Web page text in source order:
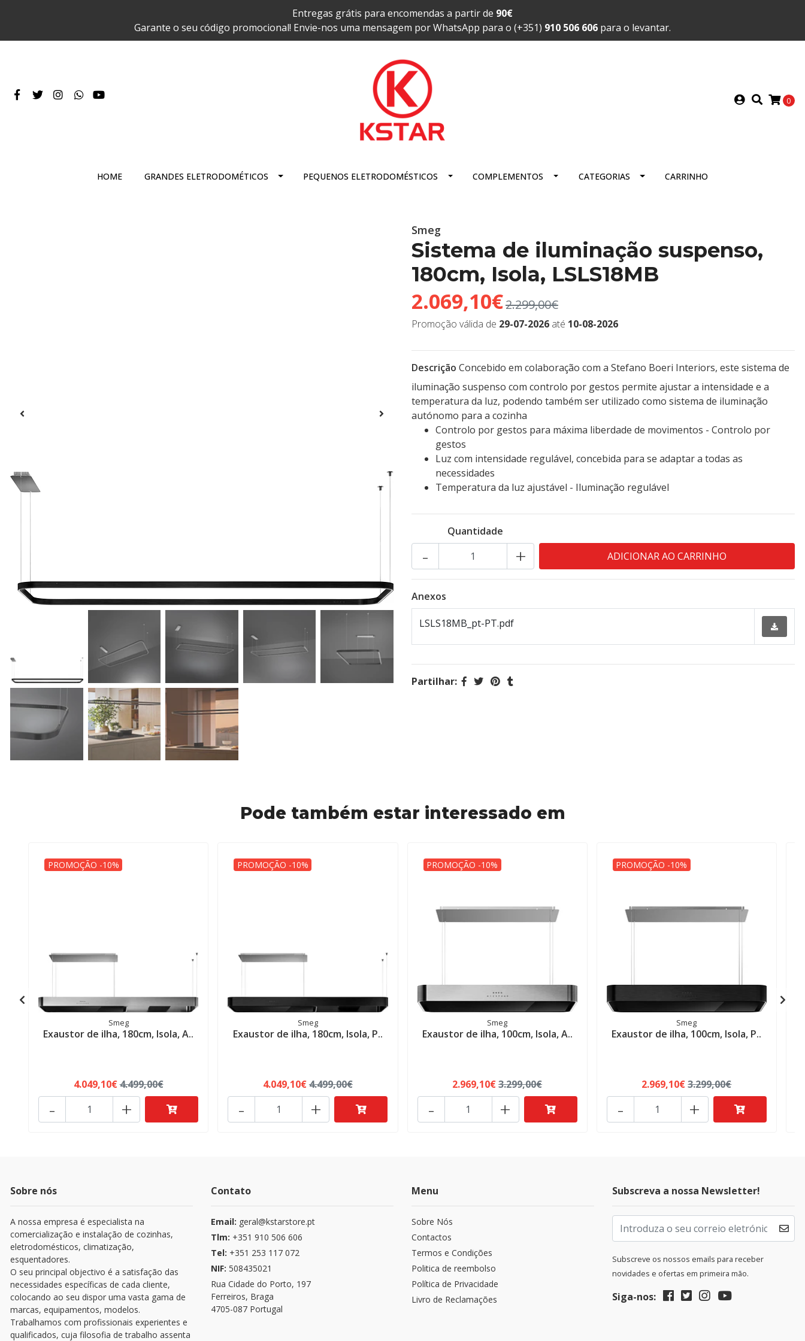
Entregas grátis para encomendas a partir de 90€
Garante o seu código promocional! Envie-nos uma mensagem por WhatsApp para o (+351) 910 506 606 para o levantar.
0
HOME GRANDES ELETRODOMÉTICOS PEQUENOS ELETRODOMÉSTICOS COMPLEMENTOS CATEGORIAS CARRINHO
Smeg
Sistema de iluminação suspenso,
180cm, Isola, LSLS18MB
2.069,10€2.299,00€
Promoção válida de 29-07-2026 até 10-08-2026
Descrição Concebido em colaboração com a Stefano Boeri Interiors, este sistema de
iluminação suspenso com controlo por gestos permite ajustar a intensidade e a
temperatura da luz, podendo também ser utilizado como sistema de iluminação
autónomo para a cozinha
Controlo por gestos para máxima liberdade de movimentos - Controlo por
gestos
Luz com intensidade regulável, concebida para se adaptar a todas as
necessidades
Temperatura da luz ajustável - Iluminação regulável
Quantidade
+
-
Anexos
LSLS18MB_pt-PT.pdf
Partilhar:
Pode também estar interessado em
PROMOÇÃO -10%
Smeg
Exaustor de ilha, 180cm, Isola, A..
4.049,10€4.499,00€
+
-
PROMOÇÃO -10%
Smeg
Exaustor de ilha, 180cm, Isola, P..
4.049,10€4.499,00€
+
-
PROMOÇÃO -10%
Smeg
Exaustor de ilha, 100cm, Isola, A..
2.969,10€3.299,00€
+
-
PROMOÇÃO -10%
Smeg
Exaustor de ilha, 100cm, Isola, P..
2.969,10€3.299,00€
+
-
Sobre nós
A nossa empresa é especialista na
comercialização e instalação de cozinhas,
eletrodomésticos, climatização,
esquentadores.
O seu principal objectivo é a satisfação das
necessidades específicas de cada cliente,
colocando ao seu dispor uma vasta gama de
marcas, equipamentos, modelos.
Trabalhamos com profissionais experientes e
qualificados, cuja filosofia de trabalho assenta
Contato
Email: geral@kstarstore.pt
Tlm: +351 910 506 606
Tel: +351 253 117 072
NIF: 508435021
Rua Cidade do Porto, 197
Ferreiros, Braga
4705-087 Portugal
Menu
Sobre Nós
Contactos
Termos e Condições
Politica de reembolso
Política de Privacidade
Livro de Reclamações
Subscreva a nossa Newsletter!
Subscreve os nossos emails para receber
novidades e ofertas em primeira mão.
Siga-nos: